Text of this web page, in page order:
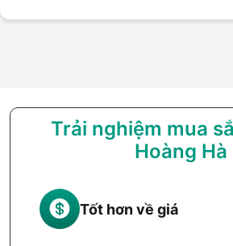
Trải nghiệm mua
Hoàng Hà
Tốt hơn về giá